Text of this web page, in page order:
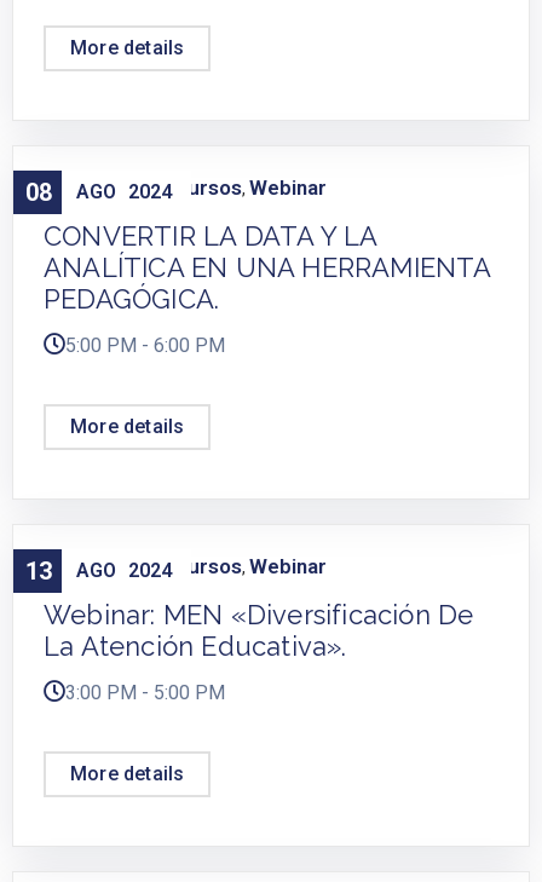
More details
08 AGO 2024
Capacitación, Cursos, Webinar
CONVERTIR LA DATA Y LA
ANALÍTICA EN UNA HERRAMIENTA
PEDAGÓGICA.
5:00 PM - 6:00 PM
More details
13 AGO 2024
Capacitación, Cursos, Webinar
Webinar: MEN «Diversificación De
La Atención Educativa».
3:00 PM - 5:00 PM
More details